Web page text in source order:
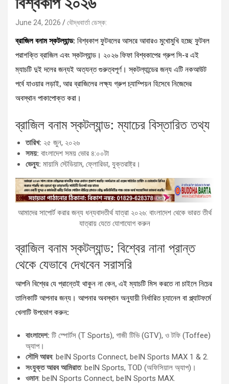
June 24, 2026 বৌদ্ধবার্তা ডেস্ক:
ব্রাজিল বনাম স্কটল্যান্ড: বিশ্বকাপ ফুটবলের আসরে আবারও মুখোমুখি হচ্ছে ফুটবল
পরাশক্তি ব্রাজিল এবং স্কটল্যান্ড। ২০২৬ ফিফা বিশ্বকাপের গ্রুপ সি-র এই
ম্যাচটি দুই দলের জন্যই অত্যন্ত গুরুত্বপূর্ণ। স্কটল্যান্ডের জন্য এটি নকআউট
পর্বে যাওয়ার লড়াই, আর ব্রাজিলের লক্ষ্য গ্রুপ চ্যাম্পিয়ন হিসেবে নিজেদের
অবস্থান পাকাপোক্ত করা।
ব্রাজিল বনাম স্কটল্যান্ড: ম্যাচের বিস্তারিত তথ্য
তারিখ: ২৫ জুন, ২০২৬
সময়: বাংলাদেশ সময় ভোর ৪:০০টা
ভেন্যু: মায়ামি স্টেডিয়াম, ফ্লোরিডা, যুক্তরাষ্ট্র।
আমাদের সাপোর্ট করার জন্য ধন্যবাদতীর্থ যাত্রা ২০২৬: বাংলাদেশ থেকে ভারত তীর্থ
যাত্রায় যেতে যোগাযোগ করুন
ব্রাজিল বনাম স্কটল্যান্ড: বিশ্বের নানা প্রান্ত
থেকে যেভাবে দেখবেন সরাসরি
আপনি বিশ্বের যে প্রান্তেই থাকুন না কেন, এই ম্যাচটি মিস করতে না চাইলে নিচের
তালিকাটি আপনার জন্য। আপনার অবস্থান অনুযায়ী নির্ধারিত চ্যানেল বা প্ল্যাটফর্মে
খেলাটি উপভোগ করুন:
বাংলাদেশ: টি স্পোর্টস (T Sports), গাজী টিভি (GTV), ও টফি (Toffee)
অ্যাপ।
সৌদি আরব: beIN Sports Connect, beIN Sports MAX 1 & 2.
সংযুক্ত আরব আমিরাত: beIN Sports, TOD (অফিসিয়াল অ্যাপ)।
ওমান: beIN Sports Connect, beIN Sports MAX.